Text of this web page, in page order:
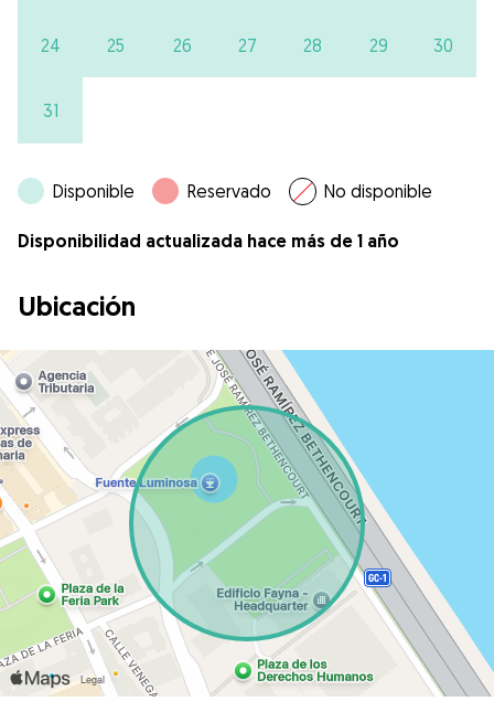
24 25 26 27 28 29 30
31
Disponible Reservado No disponible
Disponibilidad actualizada hace más de 1 año
Ubicación